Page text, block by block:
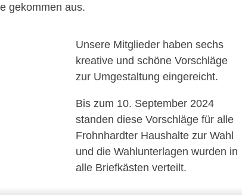
gekommen aus.
Unsere Mitglieder haben sechs
kreative und schöne Vorschläge
zur Umgestaltung eingereicht.
Bis zum 10. September 2024
standen diese Vorschläge für alle
Frohnhardter Haushalte zur Wahl
und die Wahlunterlagen wurden in
alle Briefkästen verteilt.